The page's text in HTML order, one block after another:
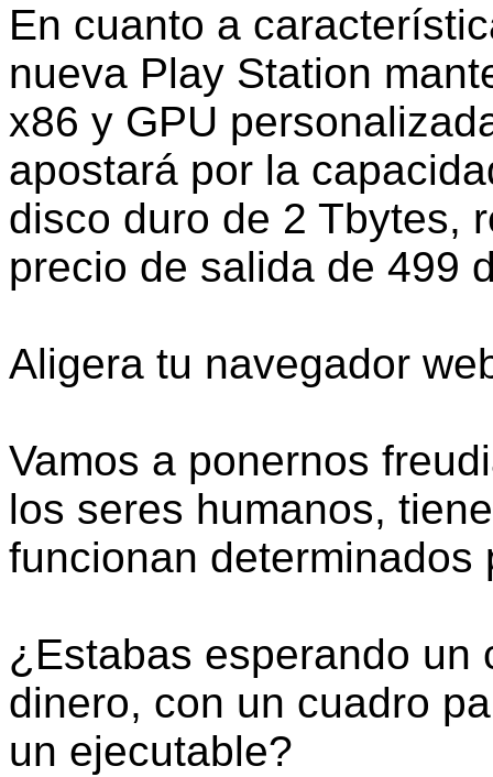
En cuanto a
nueva Play Station
x86 y GPU
apostará por la
disco duro de 2 Tbytes,
precio de salida de 499
Aligera tu navegador
Vamos a ponernos
los seres humanos,
funcionan determinados
¿Estabas esperando un
dinero, con un cuadro
un ejecutable?